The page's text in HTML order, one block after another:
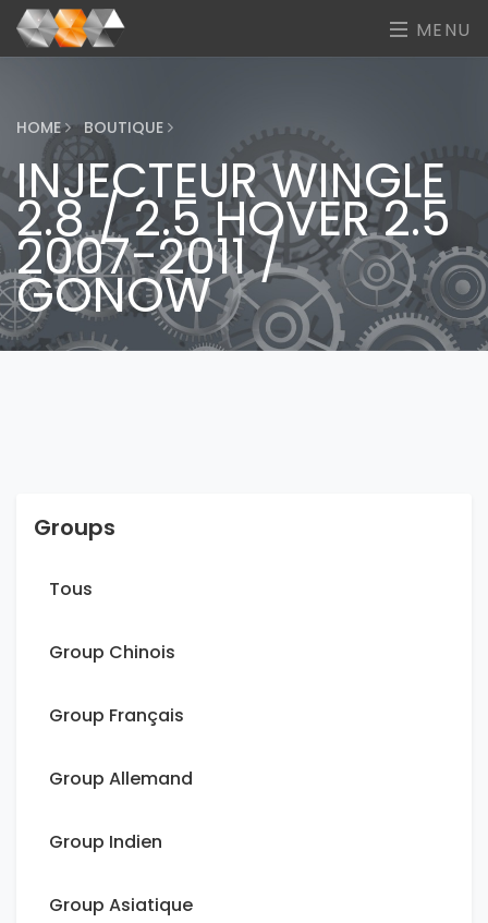
MENU
HOME BOUTIQUE
INJECTEUR WINGLE
2.8 / 2.5 HOVER 2.5
2007-2011 /
GONOW
Groups
Tous
Group Chinois
Group Français
Group Allemand
Group Indien
Group Asiatique